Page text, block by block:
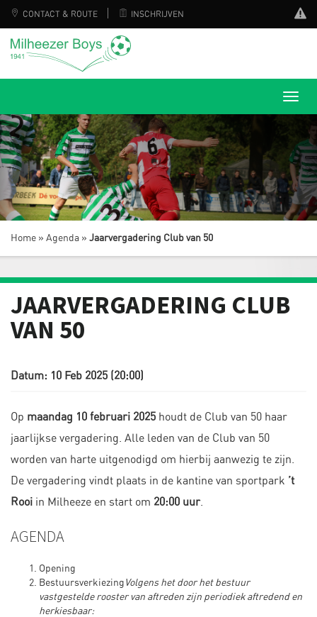
CONTACT & ROUTE INSCHRIJVEN
Home » Agenda » Jaarvergadering Club van 50
JAARVERGADERING CLUB
VAN 50
Datum: 10 Feb 2025 (20:00)
Op maandag 10 februari 2025 houdt de Club van 50 haar
jaarlijkse vergadering. Alle leden van de Club van 50
worden van harte uitgenodigd om hierbij aanwezig te zijn.
De vergadering vindt plaats in de kantine van sportpark ’t
Rooi in Milheeze en start om 20:00 uur.
AGENDA
Opening
Bestuursverkiezing Volgens het door het bestuur
vastgestelde rooster van aftreden zijn periodiek aftredend en
herkiesbaar: